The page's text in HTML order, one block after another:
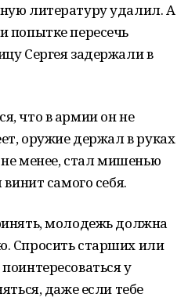
литературу удалил. А
попытке пересечь
Сергея задержали в
что в армии он не
оружие держал в руках
менее, стал мишенью
самого себя.
молодежь должна
Спросить старших или
у
даже если тебе